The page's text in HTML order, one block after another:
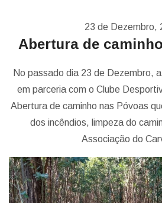
23 de Dezembro,
Abertura de
No passado dia 23 de Dezembro,
em parceria com o Clube
Abertura de caminho nas Póvoas
dos incêndios, limpeza do
Associação do